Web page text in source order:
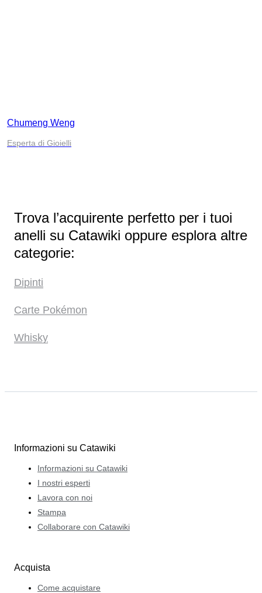
Chumeng Weng
Esperta di Gioielli
Trova l’acquirente perfetto per i tuoi
anelli su Catawiki oppure esplora altre
categorie:
Dipinti
Carte Pokémon
Whisky
Informazioni su Catawiki
Informazioni su Catawiki
I nostri esperti
Lavora con noi
Stampa
Collaborare con Catawiki
Acquista
Come acquistare